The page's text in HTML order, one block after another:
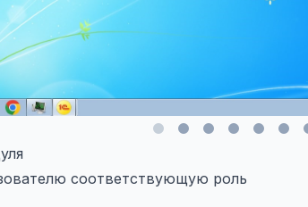
соответствующую роль